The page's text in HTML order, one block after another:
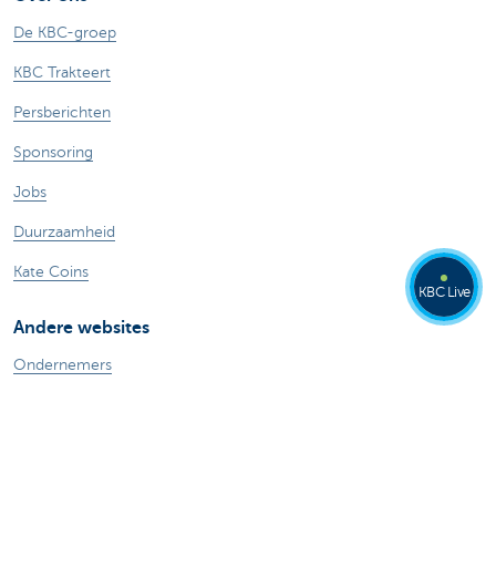
De KBC-groep
KBC Trakteert
Persberichten
Sponsoring
Jobs
Duurzaamheid
Kate Coins
Andere websites
Ondernemers
KBC Live